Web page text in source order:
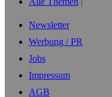
Newsletter
Werbung / PR
Jobs
Impressum
AGB